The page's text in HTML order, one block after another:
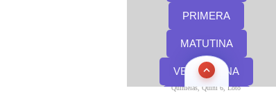
Quinielas, Quini 6, Loto